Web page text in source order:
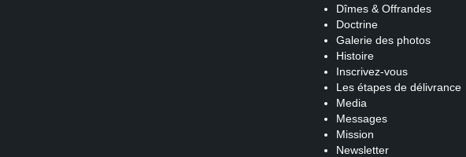
Dîmes & Offrandes
Doctrine
Galerie des photos
Histoire
Inscrivez-vous
Les étapes de délivrance
Media
Messages
Mission
Newsletter